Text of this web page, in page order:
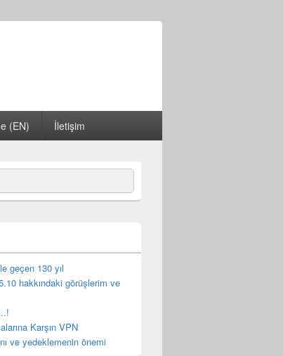
(EN) İletişim
geçen 130 yıl
hakkındaki görüşlerim ve
Karşın VPN
ve yedeklemenin önemi